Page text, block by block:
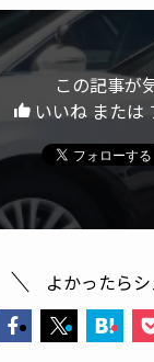
この記事が
いいね または
よかったら